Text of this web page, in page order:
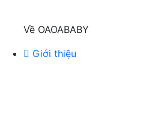
Về OAOABABY
Giới thiệu